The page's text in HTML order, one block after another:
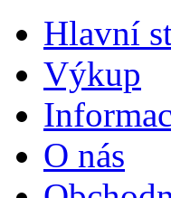
Hlavní
Výkup
O nás